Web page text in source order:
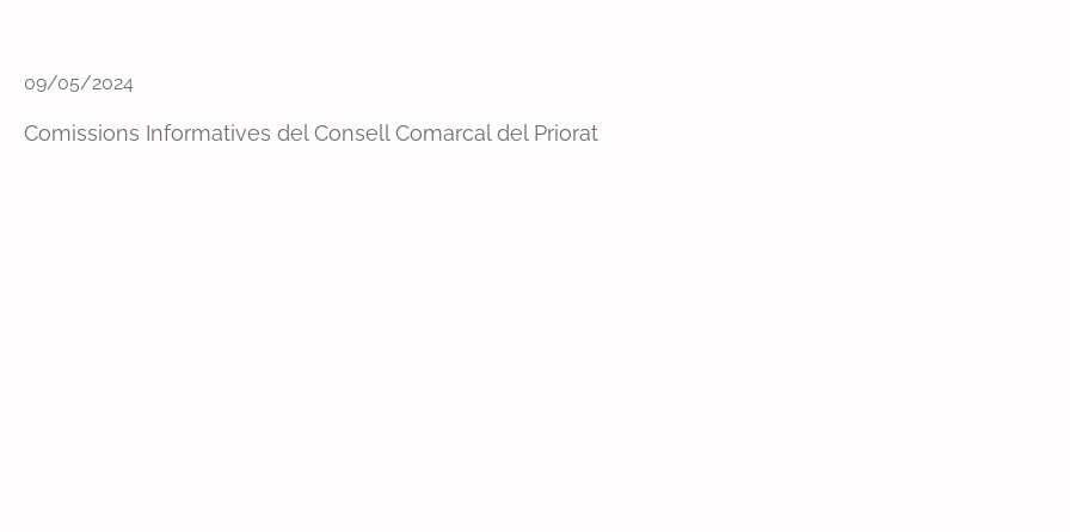
09/05/2024
Comissions Informatives del Consell Comarcal del Priorat